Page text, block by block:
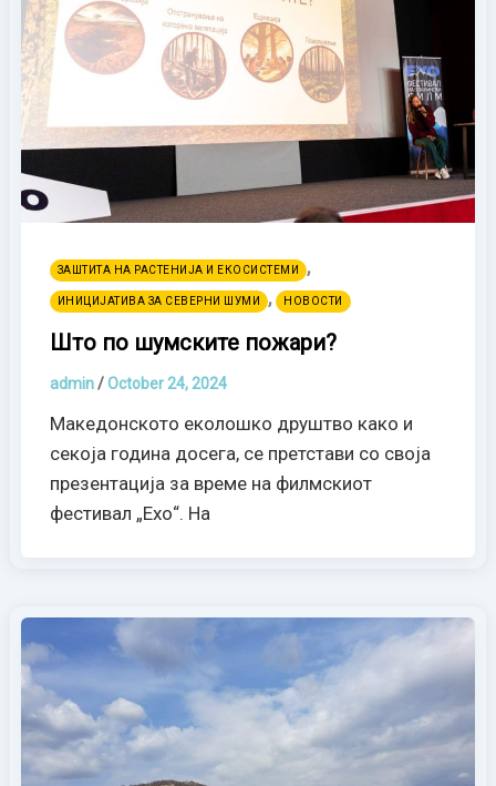
ЗАШТИТА НА РАСТЕНИЈА И ЕКОСИСТЕМИ ,
ИНИЦИЈАТИВА ЗА СЕВЕРНИ ШУМИ , НОВОСТИ
Што по шумските пожари?
admin/October 24, 2024
Македонското еколошко друштво како и
секоја година досега, се претстави со своја
презентација за време на филмскиот
фестивал „Ехо“. На